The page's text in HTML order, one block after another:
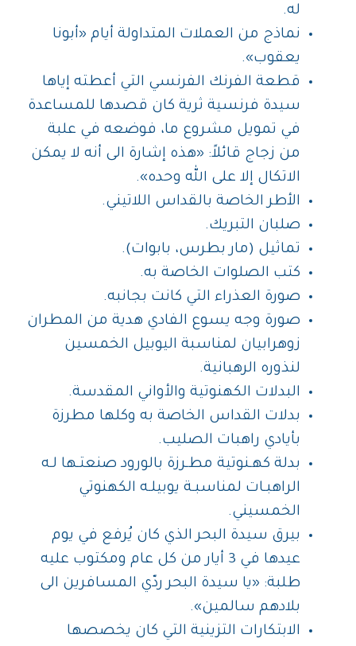
له.
نماذج من العملات المتداولة أيام «أبونا
يعقوب».
قطعة الفرنك الفرنسي التي أعطته إياها
سيدة فرنسية ثرية كان قصدها للمساعدة
في تمويل مشروع ما، فوضعه في علبة
من زجاج قائلاً: «هذه إشارة الى أنه لا يمكن
الاتكال إلا على الله وحده».
الأطر الخاصة بالقداس اللاتيني.
صلبان التبريك.
تماثيل (مار بطرس، بابوات).
كتب الصلوات الخاصة به.
صورة العذراء التي كانت بجانبه.
صورة وجه يسوع الفادي هدية من المطران
زوهرابيان لمناسبة اليوبيل الخمسين
لنذوره الرهبانية.
البدلات الكهنوتية والأواني المقدسة.
بدلات القداس الخاصة به وكلها مطرزة
بأيادي راهبات الصليب.
بدلة كهـنوتية مطـرزة بالورود صنعتـها لـه
الراهبـات لمناسبـة يوبيلـه الكهنوتي
الخمسيني.
بيرق سيدة البحر الذي كان يُرفع في يوم
عيدها في 3 أيار من كل عام ومكتوب عليه
طلبة: «يا سيدة البحر ردّي المسافرين الى
بلادهم سالمين».
الابتكارات التزينية التي كان يخصصها